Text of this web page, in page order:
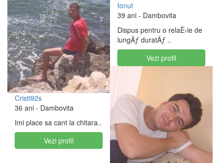
Cristi92s
36 ani - Dambovita
Imi place sa cant la chitara..
Vezi profil
Ionut
39 ani - Dambovita
Dispus pentru o relaÈ›ie de
lungÄƒ duratÄƒ ..
Vezi profil